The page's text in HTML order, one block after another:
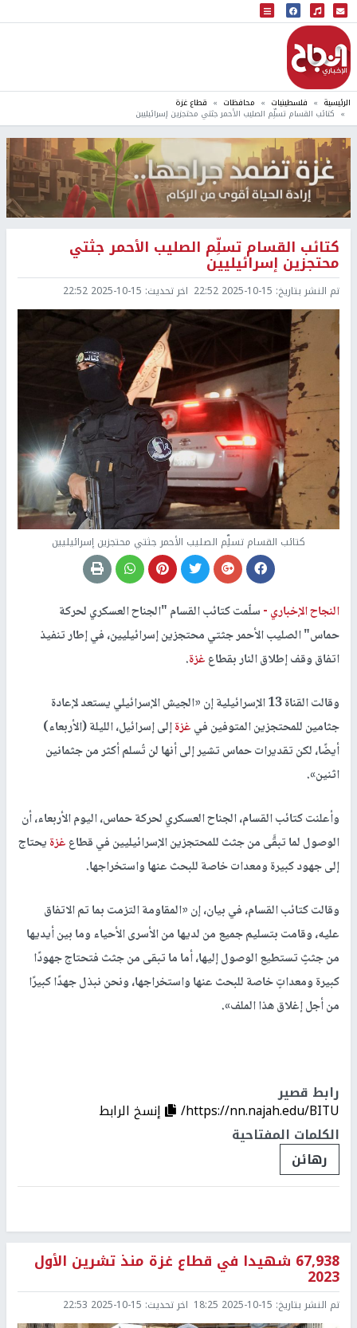
البث المباشر
إذاعة النجاح
الرئيسية فلسطينيات محافظات قطاع غزة
كتائب القسام تسلِّم الصليب الأحمر جثتي محتجزين إسرائيليين
كتائب القسام تسلِّم الصليب الأحمر جثتي
محتجزين إسرائيليين
تم النشر بتاريخ: 2025-10-15 22:52 اخر تحديث: 2025-10-15 22:52
كتائب القسام تسلِّم الصليب الأحمر جثتي محتجزين إسرائيليين
النجاح الإخباري -سلّمت كتائب القسام "الجناح العسكري لحركة
حماس" الصليب الأحمر جثتي محتجزين إسرائيليين، في إطار تنفيذ
اتفاق وقف إطلاق النار بقطاعغزة.
وقالت القناة 13 الإسرائيلية إن «الجيش الإسرائيلي يستعد لإعادة
جثامين للمحتجزين المتوفين فيغزةإلى إسرائيل، الليلة (الأربعاء)
أيضًا، لكن تقديرات حماس تشير إلى أنها لن تُسلم أكثر من جثمانين
اثنين».
وأعلنت كتائب القسام، الجناح العسكري لحركة حماس، اليوم الأربعاء، أن
الوصول لما تبقَّى من جثث للمحتجزين الإسرائيليين في قطاعغزةيحتاج
إلى جهود كبيرة ومعدات خاصة للبحث عنها واستخراجها.
وقالت كتائب القسام، في بيان، إن «المقاومة التزمت بما تم الاتفاق
عليه، وقامت بتسليم جميع من لديها من الأسرى الأحياء وما بين أيديها
من جثثٍ تستطيع الوصول إليها، أما ما تبقى من جثث فتحتاج جهودًا
كبيرة ومعداتٍ خاصة للبحث عنها واستخراجها، ونحن نبذل جهدًا كبيرًا
من أجل إغلاق هذا الملف».
رابط قصير
https://nn.najah.edu/BITU/
إنسخ الرابط
الكلمات المفتاحية
رهائن
67,938 شهيدا في قطاع غزة منذ تشرين الأول
2023
تم النشر بتاريخ: 2025-10-15 18:25 اخر تحديث: 2025-10-15 22:53